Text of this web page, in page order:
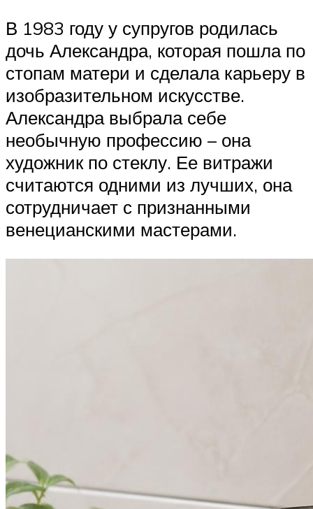
В 1983 году у супругов родилась
дочь Александра, которая пошла по
стопам матери и сделала карьеру в
изобразительном искусстве.
Александра выбрала себе
необычную профессию – она
художник по стеклу. Ее витражи
считаются одними из лучших, она
сотрудничает с признанными
венецианскими мастерами.